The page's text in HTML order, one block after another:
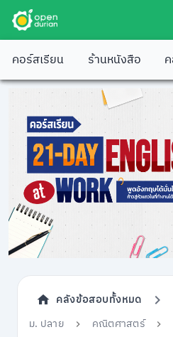
คอร์สเรียน ร้านหนังสือ
คลังข้อสอบทั้งหมด
ม. ปลาย
คณิตศาสตร์